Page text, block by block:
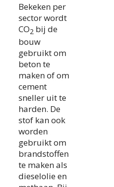
Bekeken per
sector wordt
CO2 bij de
bouw
gebruikt om
beton te
maken of om
cement
sneller uit te
harden. De
stof kan ook
worden
gebruikt om
brandstoffen
te maken als
dieselolie en